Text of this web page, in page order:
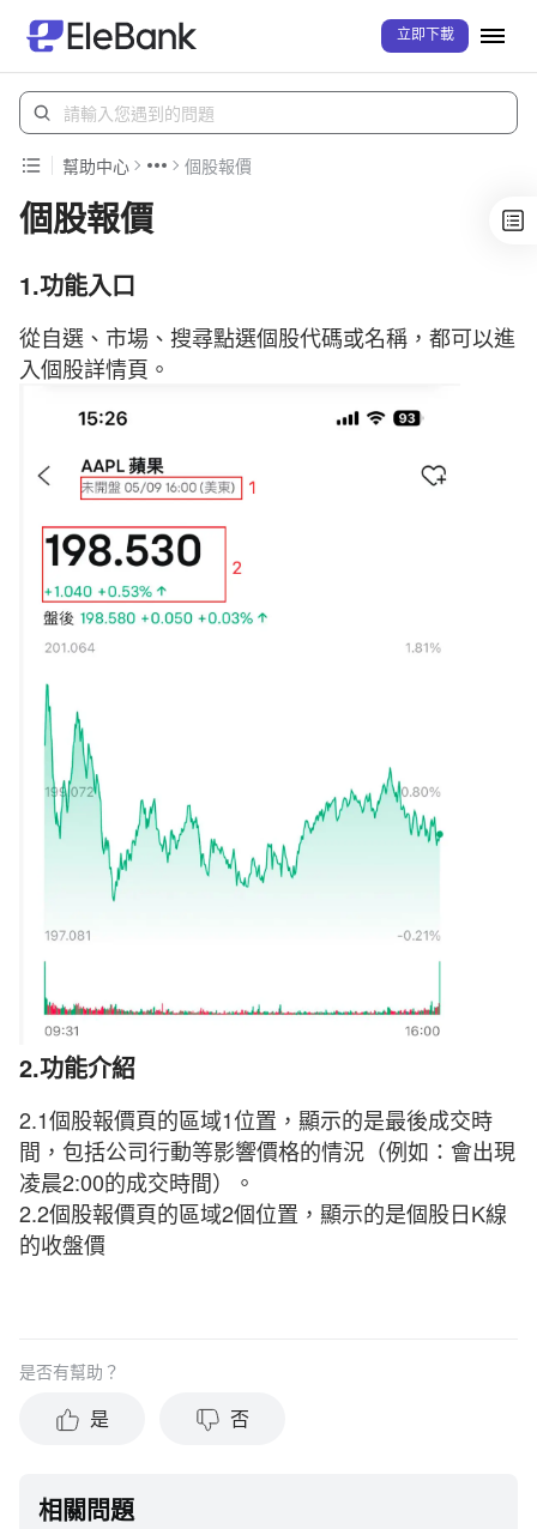
立即下載
幫助中心 個股報價
個股報價
1.功能入口
從自選、市場、搜尋點選個股代碼或名稱，都可以進
入個股詳情頁。
2.功能介紹
2.1個股報價頁的區域1位置，顯示的是最後成交時
間，包括公司行動等影響價格的情況（例如：會出現
凌晨2:00的成交時間）。
2.2個股報價頁的區域2個位置，顯示的是個股日K線
的收盤價
是否有幫助？
是 否
相關問題